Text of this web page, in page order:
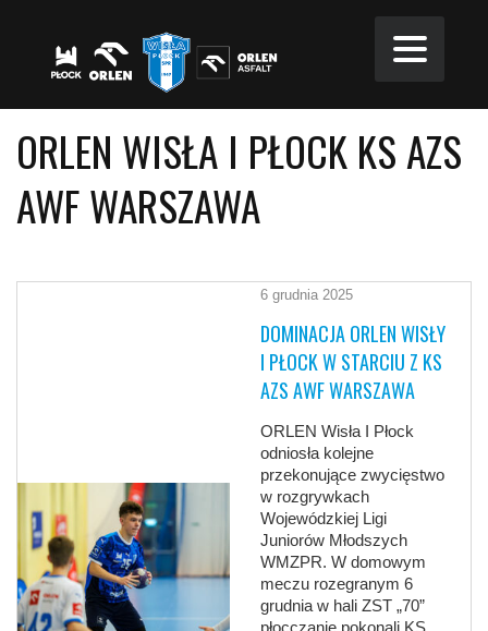
ORLEN WISŁA I PŁOCK KS AZS
AWF WARSZAWA
6 grudnia 2025
DOMINACJA ORLEN WISŁY
I PŁOCK W STARCIU Z KS
AZS AWF WARSZAWA
ORLEN Wisła I Płock
odniosła kolejne
przekonujące zwycięstwo
w rozgrywkach
Wojewódzkiej Ligi
Juniorów Młodszych
WMZPR. W domowym
meczu rozegranym 6
grudnia w hali ZST „70”